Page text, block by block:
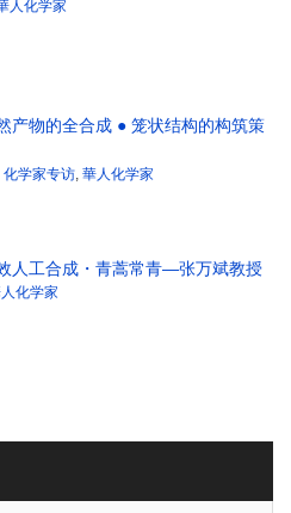
人化学家
产物的全合成 ● 笼状结构的构筑策
化学家专访, 華人化学家
人工合成・青蒿常青—张万斌教授
化学家